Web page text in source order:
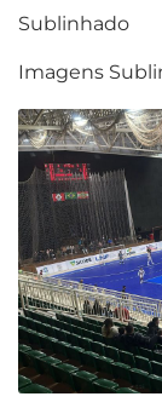
Sublinhado
Imagens